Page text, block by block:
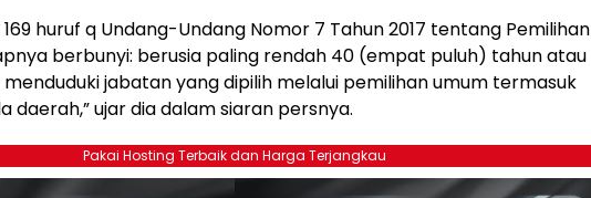
169 huruf q Undang-Undang Nomor 7 Tahun 2017 tentang Pemilihan
berbunyi: berusia paling rendah 40 (empat puluh) tahun atau
jabatan yang dipilih melalui pemilihan umum termasuk
daerah,” ujar dia dalam siaran persnya.
Pakai Hosting Terbaik dan Harga Terjangkau